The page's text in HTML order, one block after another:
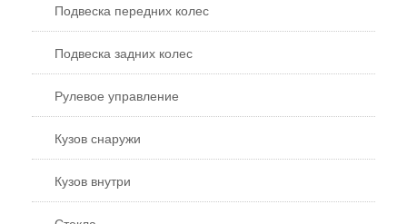
Подвеска передних колес
Подвеска задних колес
Рулевое управление
Кузов снаружи
Кузов внутри